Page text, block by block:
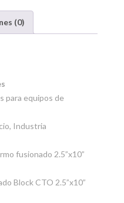
(0)
para equipos de
Industria
fusionado 2.5”x10”
Block CTO 2.5”x10”